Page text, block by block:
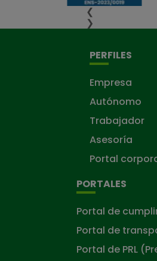
❮
❯
PERFILES
Empresa
Autónomo
Trabajador
Asesoría
Portal
PORTALES
Portal de
Portal de
Portal de PRL